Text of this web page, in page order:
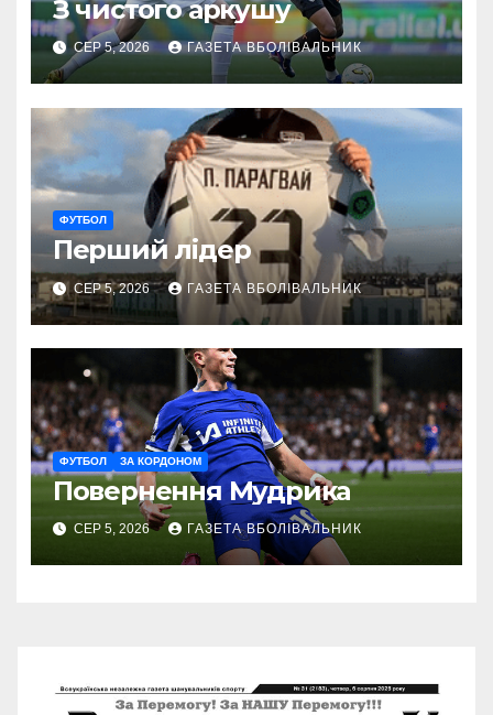
З чистого аркушу
СЕР 5, 2026 ГАЗЕТА ВБОЛІВАЛЬНИК
ФУТБОЛ
Перший лідер
СЕР 5, 2026 ГАЗЕТА ВБОЛІВАЛЬНИК
ФУТБОЛ ЗА КОРДОНОМ
Повернення Мудрика
СЕР 5, 2026 ГАЗЕТА ВБОЛІВАЛЬНИК